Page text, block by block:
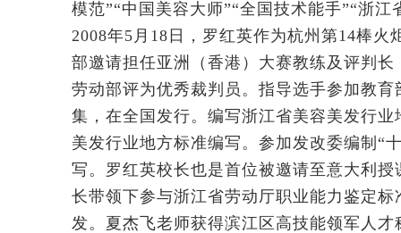
模范”“中国美容大师”“全国技术能手”“浙
2008年5月18日，罗红英作为杭州第14棒
部邀请担任亚洲（香港）大赛教练及评判
劳动部评为优秀裁判员。指导选手参加教
集，在全国发行。编写浙江省美容美发行
美发行业地方标准编写。参加发改委编制“
写。罗红英校长也是首位被邀请至意大利
长带领下参与浙江省劳动厅职业能力鉴定
发。夏杰飞老师获得滨江区高技能领军人